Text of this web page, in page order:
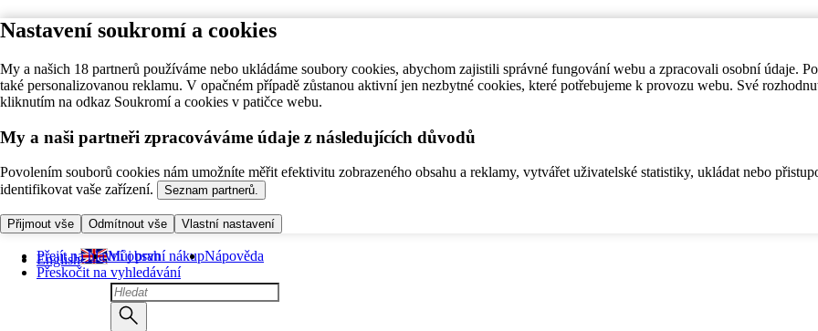
Nastavení soukromí a cookies
My a našich 18 partnerů používáme nebo ukládáme soubory cookies, abychom zajistili správné fungování webu a zpracovali osobní údaje.
také personalizovanou reklamu. V opačném případě zůstanou aktivní jen nezbytné cookies, které potřebujeme k provozu webu. Své
kliknutím na odkaz Soukromí a cookies v patičce webu.
My a naši partneři zpracováváme údaje z následujících důvodů
Povolením souborů cookies nám umožníte měřit efektivitu zobrazeného obsahu a reklamy, vytvářet uživatelské statistiky, ukládat nebo
identifikovat vaše zařízení.
Seznam partnerů.
Přijmout vše Odmítnout vše Vlastní nastavení
Přejít na hlavní obsah
Přeskočit na vyhledávání
English Můj první nákupNápověda